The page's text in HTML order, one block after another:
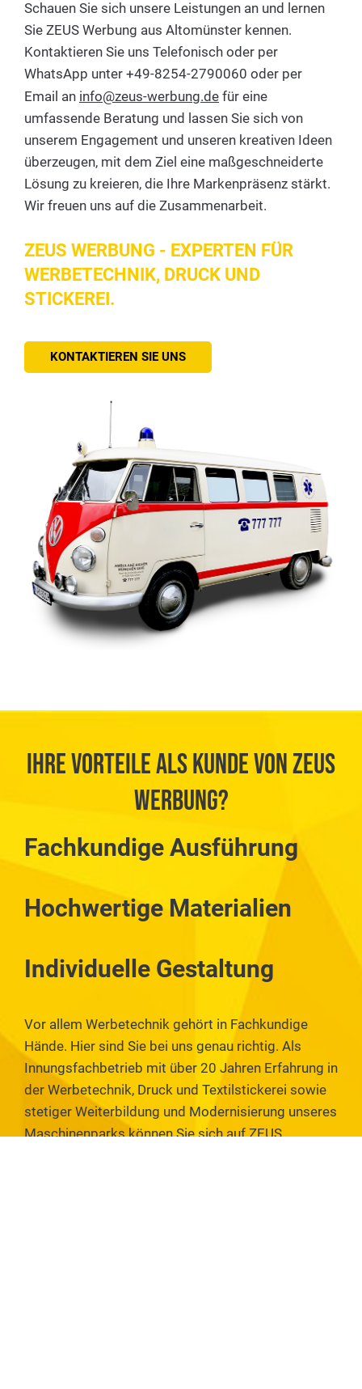
Schauen Sie sich unsere Leistungen an und lernen
Sie ZEUS Werbung aus Altomünster kennen.
Kontaktieren Sie uns Telefonisch oder per
WhatsApp unter +49-8254-2790060 oder per
Email an info@zeus-werbung.de für eine
umfassende Beratung und lassen Sie sich von
unserem Engagement und unseren kreativen Ideen
überzeugen, mit dem Ziel eine maßgeschneiderte
Lösung zu kreieren, die Ihre Markenpräsenz stärkt.
Wir freuen uns auf die Zusammenarbeit.
ZEUS WERBUNG - EXPERTEN FÜR
WERBETECHNIK, DRUCK UND
STICKEREI.
KONTAKTIEREN SIE UNS
Ihre VOrteile als Kunde von ZEUS
Werbung?
Fachkundige Ausführung
Hochwertige Materialien
Individuelle Gestaltung
Vor allem Werbetechnik gehört in Fachkundige
Hände. Hier sind Sie bei uns genau richtig. Als
Innungsfachbetrieb mit über 20 Jahren Erfahrung in
der Werbetechnik, Druck und Textilstickerei sowie
stetiger Weiterbildung und Modernisierung unseres
Maschinenparks können Sie sich auf ZEUS